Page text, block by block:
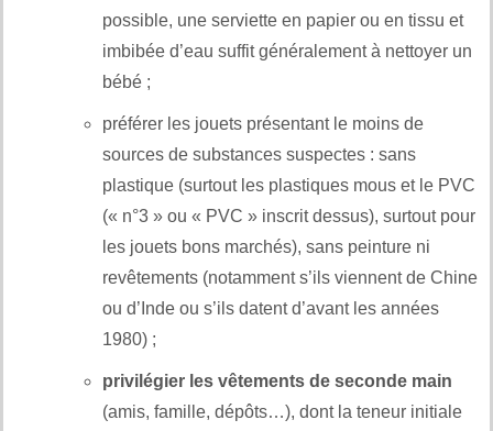
possible, une serviette en papier ou en tissu et
imbibée d’eau suffit généralement à nettoyer un
bébé ;
préférer les jouets présentant le moins de
sources de substances suspectes : sans
plastique (surtout les plastiques mous et le PVC
(« n°3 » ou « PVC » inscrit dessus), surtout pour
les jouets bons marchés), sans peinture ni
revêtements (notamment s’ils viennent de Chine
ou d’Inde ou s’ils datent d’avant les années
1980) ;
privilégier les vêtements de seconde main
(amis, famille, dépôts…), dont la teneur initiale